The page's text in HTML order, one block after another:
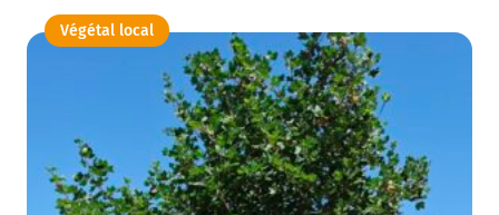
Végétal local